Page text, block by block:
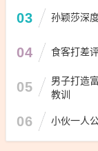
03 孙颖莎深
04 食客打差
05
男子打造
教训
06 小伙一人